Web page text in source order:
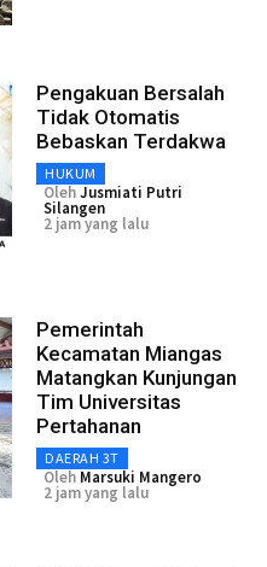
Pengakuan Bersalah
Tidak Otomatis
Bebaskan Terdakwa
HUKUM
OlehJusmiati Putri
Silangen
2 jam yang lalu
Pemerintah
Kecamatan Miangas
Matangkan Kunjungan
Tim Universitas
Pertahanan
DAERAH 3T
Oleh Marsuki Mangero
2 jam yang lalu